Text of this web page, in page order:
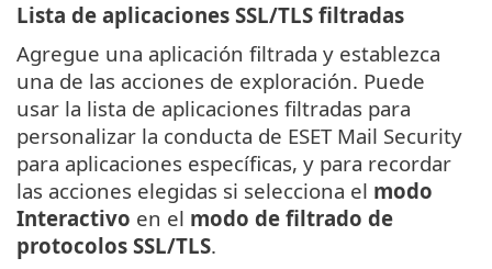
Lista de aplicaciones SSL/TLS filtradas
Agregue una aplicación filtrada y establezca
una de las acciones de exploración. Puede
usar la lista de aplicaciones filtradas para
personalizar la conducta de ESET Mail Security
para aplicaciones específicas, y para recordar
las acciones elegidas si selecciona el modo
Interactivo en el modo de filtrado de
protocolos SSL/TLS.